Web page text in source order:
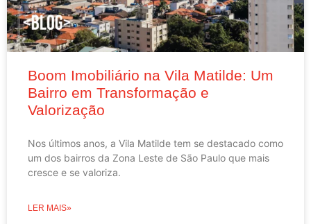
Boom Imobiliário na Vila Matilde: Um
Bairro em Transformação e
Valorização
Nos últimos anos, a Vila Matilde tem se destacado como
um dos bairros da Zona Leste de São Paulo que mais
cresce e se valoriza.
LER MAIS»